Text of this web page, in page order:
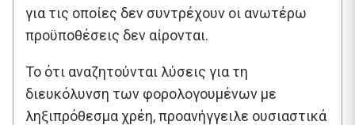
για τις οποίες δεν συντρέχουν οι ανωτέρω
προϋποθέσεις δεν αίρονται.
Το ότι αναζητούνται λύσεις για τη
διευκόλυνση των φορολογουμένων με
ληξιπρόθεσμα χρέη, προανήγγειλε ουσιαστικά